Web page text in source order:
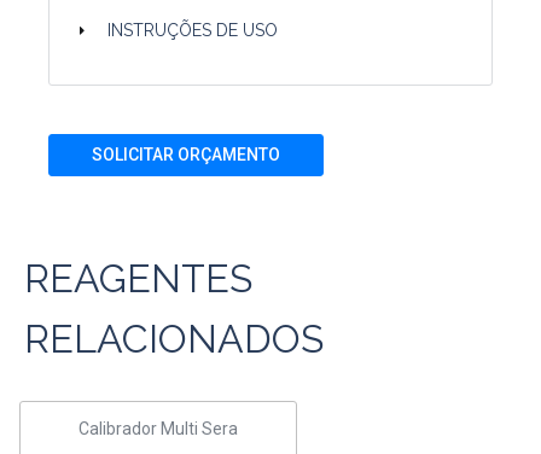
INSTRUÇÕES DE USO
SOLICITAR ORÇAMENTO
REAGENTES
RELACIONADOS
Calibrador Multi Sera